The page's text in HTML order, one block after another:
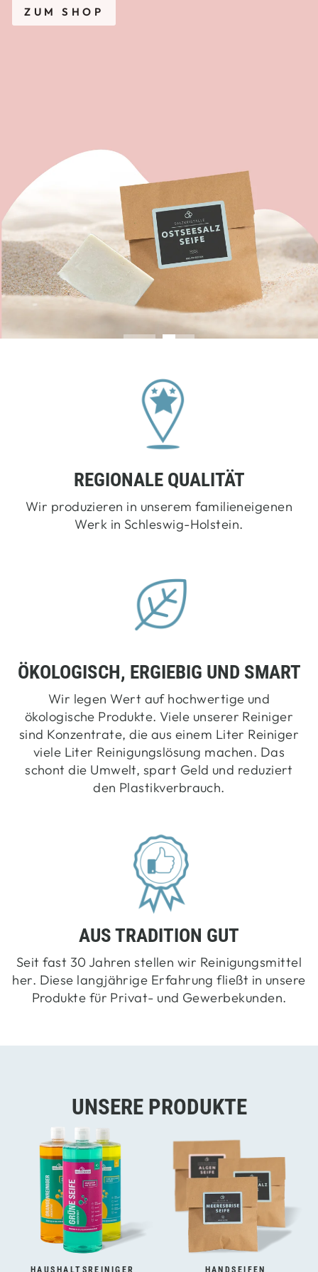
ZUM SHOP
REGIONALE QUALITÄT
Wir produzieren in unserem familieneigenen
Werk in Schleswig-Holstein.
ÖKOLOGISCH, ERGIEBIG UND SMART
Wir legen Wert auf hochwertige und
ökologische Produkte. Viele unserer Reiniger
sind Konzentrate, die aus einem Liter Reiniger
viele Liter Reinigungslösung machen. Das
schont die Umwelt, spart Geld und reduziert
den Plastikverbrauch.
AUS TRADITION GUT
Seit fast 30 Jahren stellen wir Reinigungsmittel
her. Diese langjährige Erfahrung fließt in unsere
Produkte für Privat- und Gewerbekunden.
UNSERE PRODUKTE
HAUSHALTSREINIGER HANDSEIFEN